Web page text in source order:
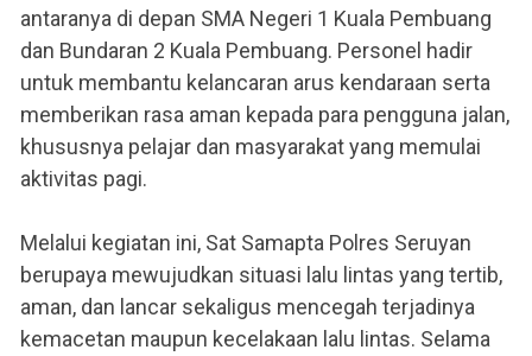
antaranya di depan SMA Negeri 1 Kuala Pembuang
dan Bundaran 2 Kuala Pembuang. Personel hadir
untuk membantu kelancaran arus kendaraan serta
memberikan rasa aman kepada para pengguna jalan,
khususnya pelajar dan masyarakat yang memulai
aktivitas pagi.
Melalui kegiatan ini, Sat Samapta Polres Seruyan
berupaya mewujudkan situasi lalu lintas yang tertib,
aman, dan lancar sekaligus mencegah terjadinya
kemacetan maupun kecelakaan lalu lintas. Selama